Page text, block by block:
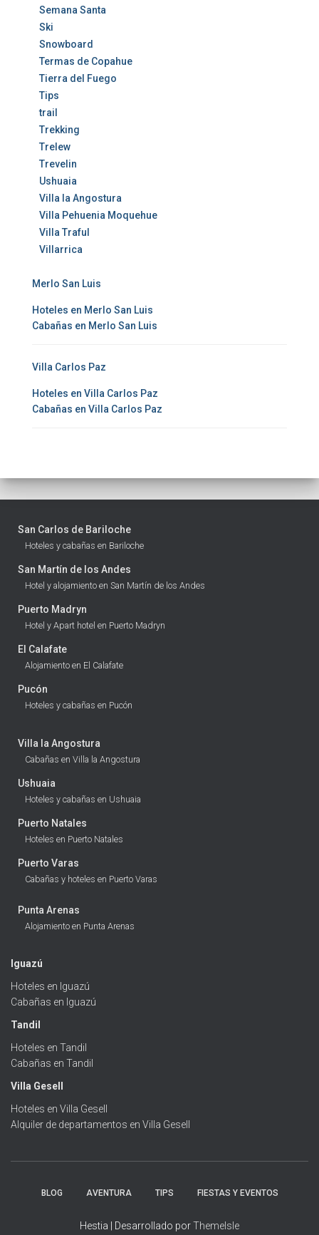
Semana Santa
Ski
Snowboard
Termas de Copahue
Tierra del Fuego
Tips
trail
Trekking
Trelew
Trevelin
Ushuaia
Villa la Angostura
Villa Pehuenia Moquehue
Villa Traful
Villarrica
Merlo San Luis
Hoteles en Merlo San Luis
Cabañas en Merlo San Luis
Villa Carlos Paz
Hoteles en Villa Carlos Paz
Cabañas en Villa Carlos Paz
San Carlos de Bariloche
Hoteles y cabañas en Bariloche
San Martín de los Andes
Hotel y alojamiento en San Martín de los Andes
Puerto Madryn
Hotel y Apart hotel en Puerto Madryn
El Calafate
Alojamiento en El Calafate
Pucón
Hoteles y cabañas en Pucón
Villa la Angostura
Cabañas en Villa la Angostura
Ushuaia
Hoteles y cabañas en Ushuaia
Puerto Natales
Hoteles en Puerto Natales
Puerto Varas
Cabañas y hoteles en Puerto Varas
Punta Arenas
Alojamiento en Punta Arenas
Iguazú
Hoteles en Iguazú
Cabañas en Iguazú
Tandil
Hoteles en Tandil
Cabañas en Tandil
Villa Gesell
Hoteles en Villa Gesell
Alquiler de departamentos en Villa Gesell
BLOG AVENTURA TIPS FIESTAS Y EVENTOS
Hestia | Desarrollado porThemeIsle